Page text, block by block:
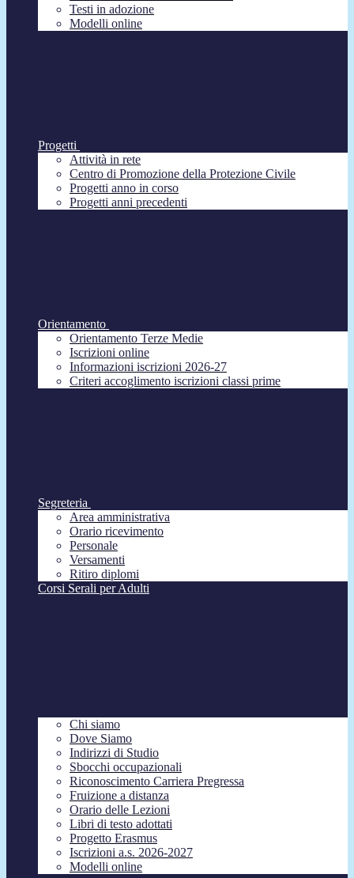
Testi in adozione
Modelli online
Progetti
Attività in rete
Centro di Promozione della Protezione Civile
Progetti anno in corso
Progetti anni precedenti
Orientamento
Orientamento Terze Medie
Iscrizioni online
Informazioni iscrizioni 2026-27
Criteri accoglimento iscrizioni classi prime
Segreteria
Area amministrativa
Orario ricevimento
Personale
Versamenti
Ritiro diplomi
Corsi Serali per Adulti
Chi siamo
Dove Siamo
Indirizzi di Studio
Sbocchi occupazionali
Riconoscimento Carriera Pregressa
Fruizione a distanza
Orario delle Lezioni
Libri di testo adottati
Progetto Erasmus
Iscrizioni a.s. 2026-2027
Modelli online